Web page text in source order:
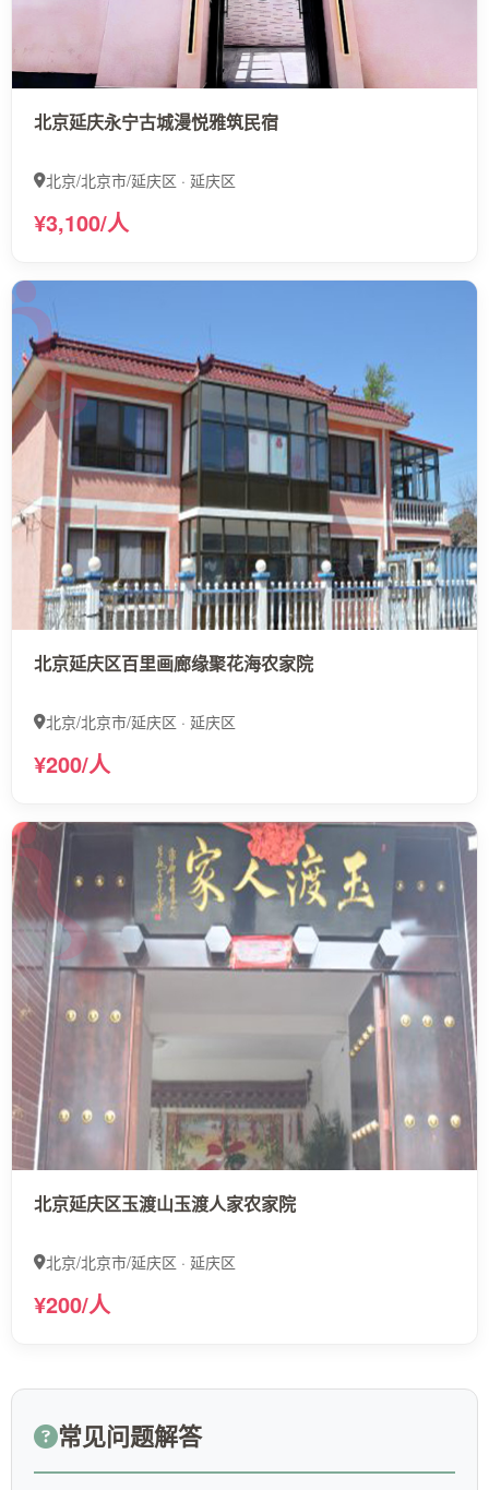
北京延庆永宁古城漫悦雅筑民宿
北京/北京市/延庆区 · 延庆区
¥3,100/人
北京延庆区百里画廊缘聚花海农家院
北京/北京市/延庆区 · 延庆区
¥200/人
北京延庆区玉渡山玉渡人家农家院
北京/北京市/延庆区 · 延庆区
¥200/人
常见问题解答